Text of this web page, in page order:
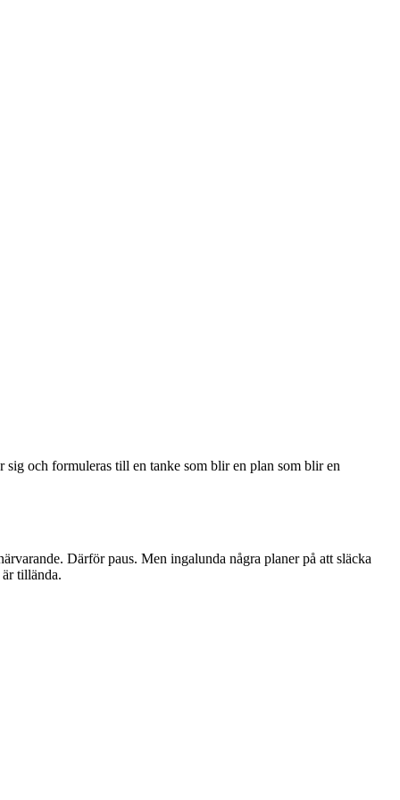
och formuleras till en tanke som blir en plan som blir en
Därför paus. Men ingalunda några planer på att släcka
tillända.